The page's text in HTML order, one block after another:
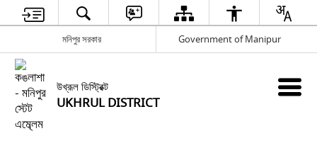
মনিপুর সরকার Government of Manipur
উখ্রূল ডিস্ট্রিক্ট
UKHRUL DISTRICT